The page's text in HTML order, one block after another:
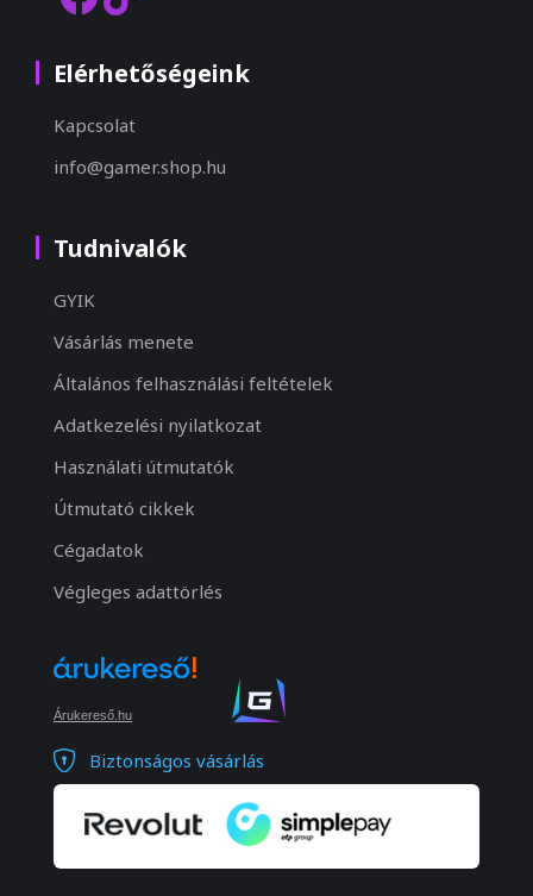
Elérhetőségeink
Kapcsolat
info@gamer.shop.hu
Tudnivalók
GYIK
Vásárlás menete
Általános felhasználási feltételek
Adatkezelési nyilatkozat
Használati útmutatók
Útmutató cikkek
Cégadatok
Végleges adattörlés
Árukereső.hu
Biztonságos vásárlás